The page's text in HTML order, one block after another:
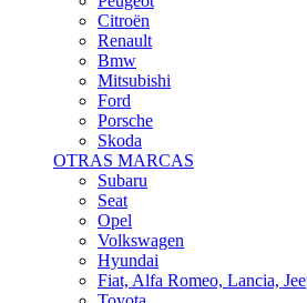
Renault
Bmw
Mitsubishi
Ford
Porsche
Skoda
OTRAS MARCAS
Subaru
Seat
Opel
Volkswagen
Hyundai
Fiat, Alfa Romeo, Lancia, Jeep
Toyota
Suzuki